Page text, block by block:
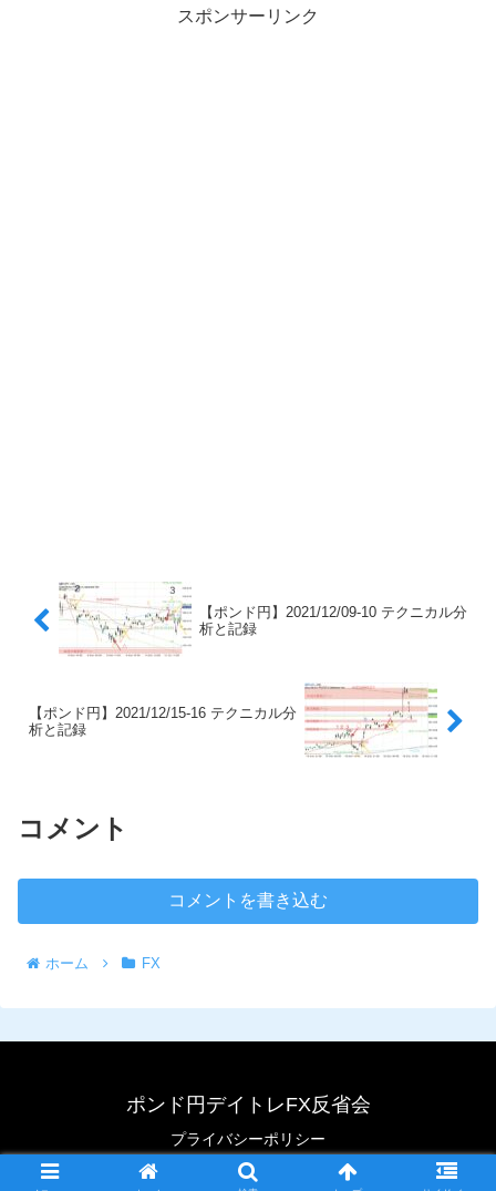
スポンサーリンク
【ポンド円】2021/12/09-10 テクニカル分
析と記録
【ポンド円】2021/12/15-16 テクニカル分
析と記録
コメント
コメントを書き込む
ホーム FX
ポンド円デイトレFX反省会
プライバシーポリシー
© 2020 ポンド円デイトレFX反省会.